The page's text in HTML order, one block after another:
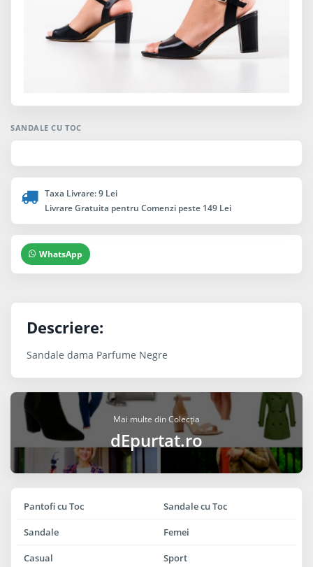
SANDALE CU TOC
Taxa Livrare: 9 Lei
Livrare Gratuita pentru Comenzi peste 149 Lei
WhatsApp
Descriere:
Sandale dama Parfume Negre
Mai multe din Colecția
dEpurtat.ro
Pantofi cu Toc Sandale cu Toc
Sandale Femei
Casual Sport